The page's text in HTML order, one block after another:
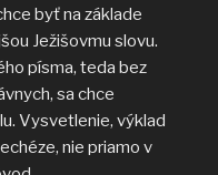
byť na základe
Ježišovmu slovu.
písma, teda bez
sa chce
Vysvetlenie, výklad
nie priamo v